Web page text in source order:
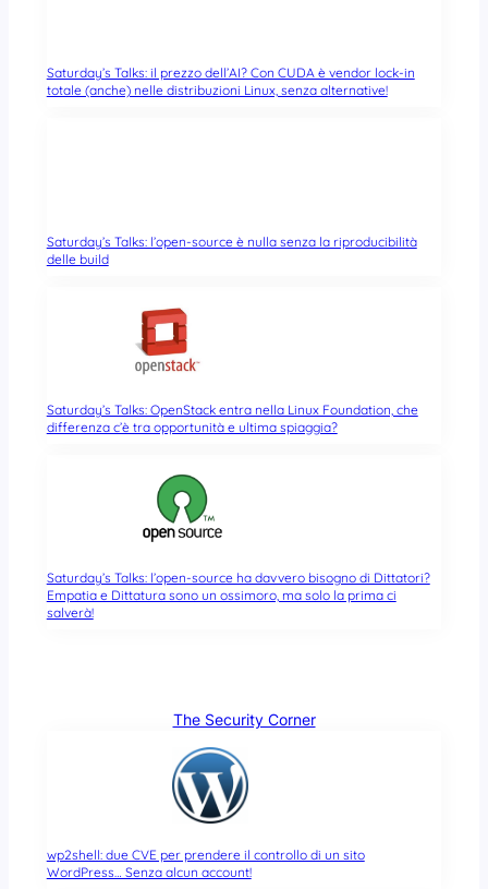
Saturday’s Talks: il prezzo dell’AI? Con CUDA è vendor lock-in
totale (anche) nelle distribuzioni Linux, senza alternative!
Saturday’s Talks: l’open-source è nulla senza la riproducibilità
delle build
Saturday’s Talks: OpenStack entra nella Linux Foundation, che
differenza c’è tra opportunità e ultima spiaggia?
Saturday’s Talks: l’open-source ha davvero bisogno di Dittatori?
Empatia e Dittatura sono un ossimoro, ma solo la prima ci
salverà!
The Security Corner
wp2shell: due CVE per prendere il controllo di un sito
WordPress… Senza alcun account!